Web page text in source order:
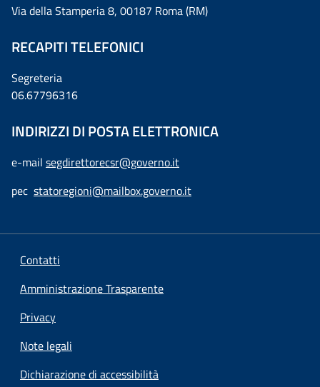
Via della Stamperia 8, 00187 Roma (RM)
RECAPITI TELEFONICI
Segreteria
06.67796316
INDIRIZZI DI POSTA ELETTRONICA
e-mail segdirettorecsr@governo.it
pec statoregioni@mailbox.governo.it
Contatti
Amministrazione Trasparente
Privacy
Note legali
Dichiarazione di accessibilità